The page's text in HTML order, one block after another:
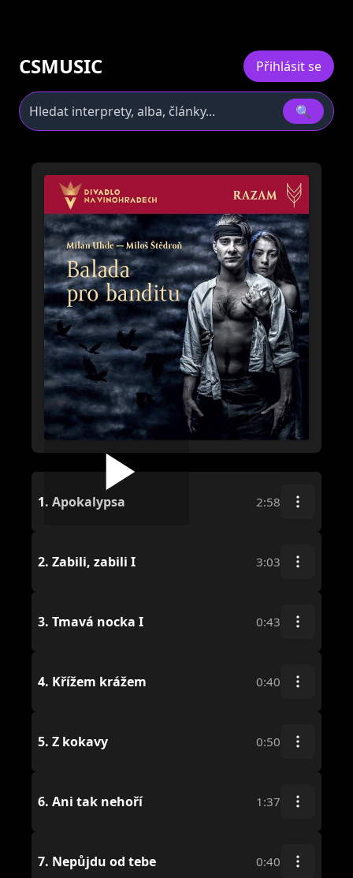
CSMUSIC Přihlásit se
🔍
1. Apokalypsa 2:58
2. Zabili, zabili I 3:03
3. Tmavá nocka I 0:43
4. Křížem krážem 0:40
5. Z kokavy 0:50
6. Ani tak nehoří 1:37
7. Nepůjdu od tebe 0:40